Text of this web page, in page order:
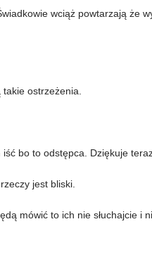
wciąż powtarzają że
ostrzeżenia.
bo to odstępca. Dziękuje
jest bliski.
mówić to ich nie słuchajcie i